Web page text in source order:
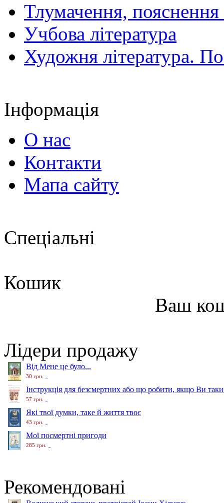
Тлумачення,
Учбова література
Художня література.
Інформація
О нас
Контакти
Мапа сайту
Спеціальні
Кошик
Ваш
Лідери продажу
Від Мене це було...
30 грн.
Інструкція для безсмертних або що робити, якщо Ви
57 грн.
Які твої думки, таке й життя твоє
43 грн.
Мої посмертні пригоди
285 грн.
Рекомендовані